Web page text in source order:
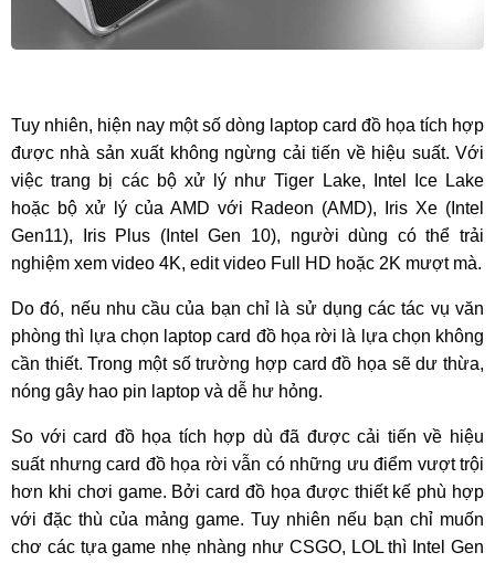
Tuy nhiên, hiện nay một số dòng laptop card đồ họa tích hợp
được nhà sản xuất không ngừng cải tiến về hiệu suất. Với
việc trang bị các bộ xử lý như Tiger Lake, Intel Ice Lake
hoặc bộ xử lý của AMD với Radeon (AMD), Iris Xe (Intel
Gen11), Iris Plus (Intel Gen 10), người dùng có thể trải
nghiệm xem video 4K, edit video Full HD hoặc 2K mượt mà.
Do đó, nếu nhu cầu của bạn chỉ là sử dụng các tác vụ văn
phòng thì lựa chọn laptop card đồ họa rời là lựa chọn không
cần thiết. Trong một số trường hợp card đồ họa sẽ dư thừa,
nóng gây hao pin laptop và dễ hư hỏng.
So với card đồ họa tích hợp dù đã được cải tiến về hiệu
suất nhưng card đồ họa rời vẫn có những ưu điểm vượt trội
hơn khi chơi game. Bởi card đồ họa được thiết kế phù hợp
với đặc thù của mảng game. Tuy nhiên nếu bạn chỉ muốn
chơ các tựa game nhẹ nhàng như CSGO, LOL thì Intel Gen